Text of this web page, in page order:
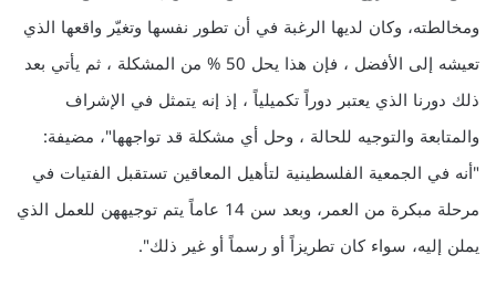
ومخالطته، وكان لديها الرغبة في أن تطور نفسها وتغيّر واقعها الذي
تعيشه إلى الأفضل ، فإن هذا يحل 50 % من المشكلة ، ثم يأتي بعد
ذلك دورنا الذي يعتبر دوراً تكميلياً ، إذ إنه يتمثل في الإشراف
والمتابعة والتوجيه للحالة ، وحل أي مشكلة قد تواجهها"، مضيفة:
"أنه في الجمعية الفلسطينية لتأهيل المعاقين تستقبل الفتيات في
مرحلة مبكرة من العمر، وبعد سن 14 عاماً يتم توجيههن للعمل الذي
يملن إليه، سواء كان تطريزاً أو رسماً أو غير ذلك".